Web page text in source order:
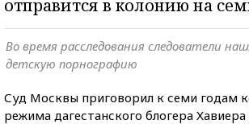
отправится в колонию на
Во время расследования следователи
детскую порнографию
Суд Москвы приговорил к семи годам
режима дагестанского блогера